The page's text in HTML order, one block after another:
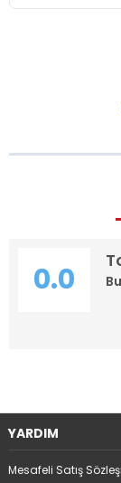
0.0
YARDIM
Mesafeli Satış